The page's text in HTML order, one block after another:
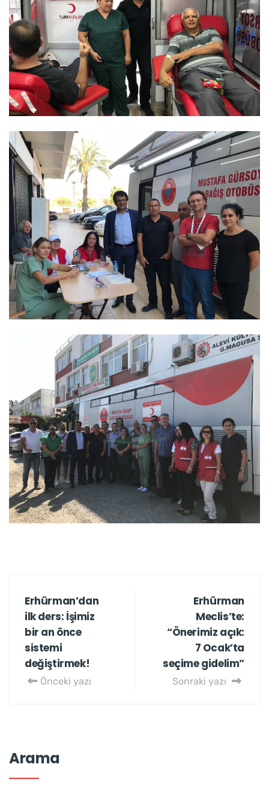
Erhürman’dan
ilk ders: İşimiz
bir an önce
sistemi
değiştirmek!
Önceki yazı
Erhürman
Meclis’te:
“Önerimiz açık:
7 Ocak’ta
seçime gidelim”
Sonraki yazı
Arama